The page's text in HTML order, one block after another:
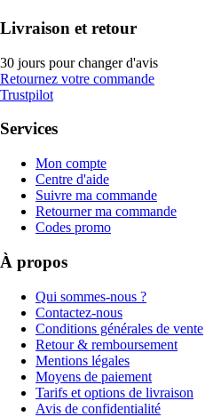
Livraison et retour
30 jours pour changer d'avis
Retournez votre commande
Trustpilot
Services
Mon compte
Centre d'aide
Suivre ma commande
Retourner ma commande
Codes promo
À propos
Qui sommes-nous ?
Contactez-nous
Conditions générales de vente
Retour & remboursement
Mentions légales
Moyens de paiement
Tarifs et options de livraison
Avis de confidentialité